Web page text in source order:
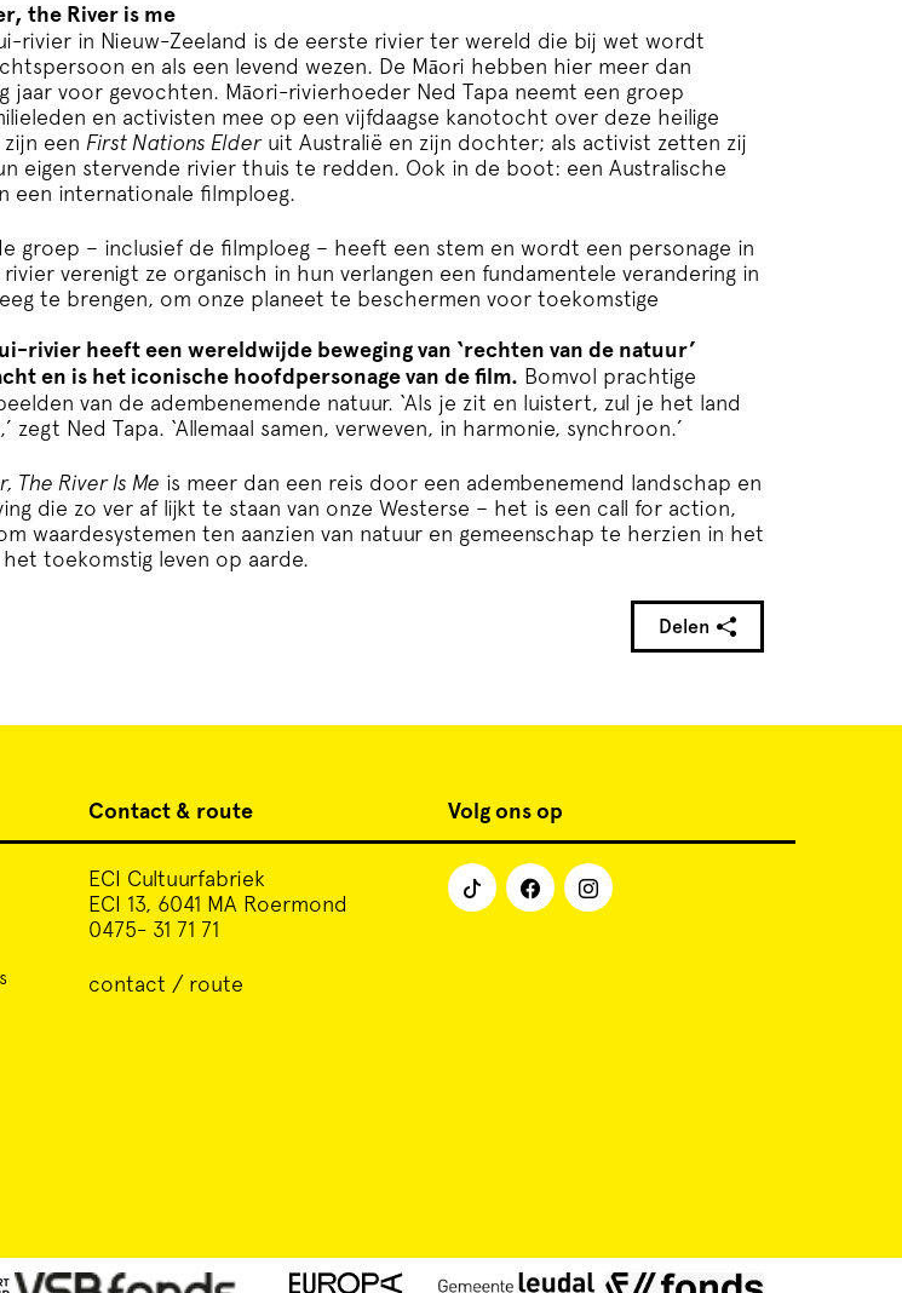
the River is me
rivier in Nieuw-Zeeland is de eerste rivier ter wereld die bij wet wordt
en als een levend wezen. De Māori hebben hier meer dan
jaar voor gevochten. Māori-rivierhoeder Ned Tapa neemt een groep
en activisten mee op een vijfdaagse kanotocht over deze heilige
een First Nations Elderuit Australië en zijn dochter; als activist zetten zij
eigen stervende rivier thuis te redden. Ook in de boot: een Australische
een internationale filmploeg.
groep – inclusief de filmploeg – heeft een stem en wordt een personage in
verenigt ze organisch in hun verlangen een fundamentele verandering in
te brengen, om onze planeet te beschermen voor toekomstige
rivier heeft een wereldwijde beweging van ‘rechten van de natuur’
en is het iconische hoofdpersonage van de film. Bomvol prachtige
van de adembenemende natuur. ‘Als je zit en luistert, zul je het land
zegt Ned Tapa. ‘Allemaal samen, verweven, in harmonie, synchroon.’
The River Is Me is meer dan een reis door een adembenemend landschap en
die zo ver af lijkt te staan van onze Westerse – het is een call for action,
waardesystemen ten aanzien van natuur en gemeenschap te herzien in het
het toekomstig leven op aarde.
Delen
Contact & route
ECI Cultuurfabriek
ECI 13, 6041 MA Roermond
0475- 31 71 71
contact / route
Volg ons op